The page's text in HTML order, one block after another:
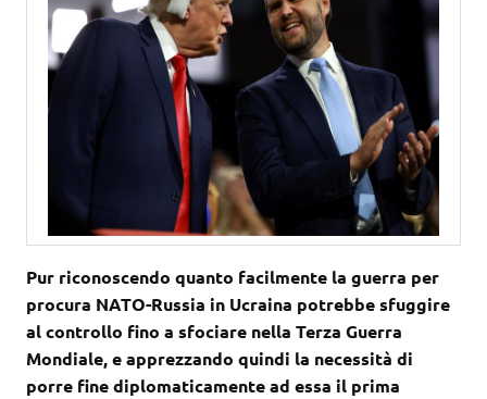
Pur riconoscendo quanto facilmente la guerra per
procura NATO-Russia in Ucraina potrebbe sfuggire
al controllo fino a sfociare nella Terza Guerra
Mondiale, e apprezzando quindi la necessità di
porre fine diplomaticamente ad essa il prima